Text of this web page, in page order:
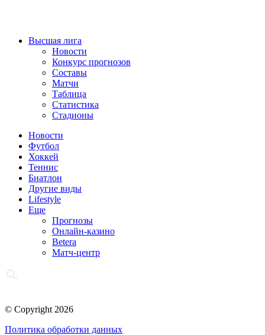
Высшая лига
Новости
Конкурс прогнозов
Составы
Матчи
Таблица
Статистика
Стадионы
Новости
Футбол
Хоккей
Теннис
Биатлон
Другие виды
Lifestyle
Еще
Прогнозы
Онлайн-казино
Betera
Матч-центр
© Copyright 2026
Политика обработки данных